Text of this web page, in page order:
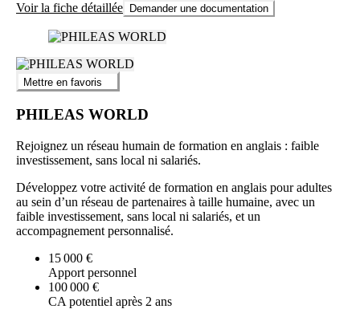
Voir la fiche détaillée Demander une documentation
Mettre en favoris
PHILEAS WORLD
Rejoignez un réseau humain de formation en anglais : faible
investissement, sans local ni salariés.
Développez votre activité de formation en anglais pour adultes
au sein d’un réseau de partenaires à taille humaine, avec un
faible investissement, sans local ni salariés, et un
accompagnement personnalisé.
15 000 €
Apport personnel
100 000 €
CA potentiel après 2 ans